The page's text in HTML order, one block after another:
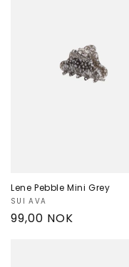
Lene Pebble Mini Grey
Selger:
SUI AVA
Vanlig
99,00 NOK